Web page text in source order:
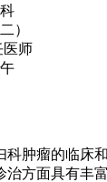
）
医师
科肿瘤的临床
治方面具有丰